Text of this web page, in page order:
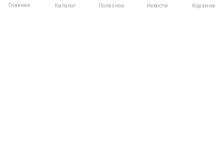
Главная Каталог Полезное Новости Корзина